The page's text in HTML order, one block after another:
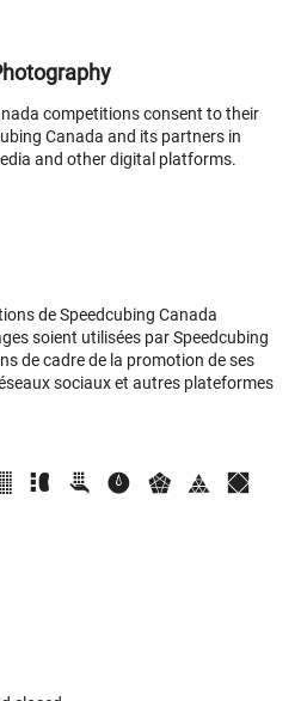
competitions consent to their
Canada and its partners in
and other digital platforms.
de Speedcubing Canada
soient utilisées par Speedcubing
de cadre de la promotion de ses
sociaux et autres plateformes